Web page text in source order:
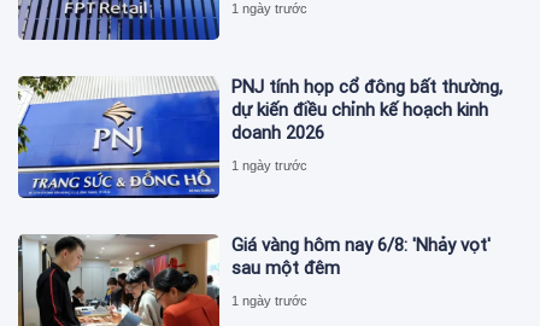
1 ngày trước
PNJ tính họp cổ đông bất thường,
dự kiến điều chỉnh kế hoạch kinh
doanh 2026
1 ngày trước
Giá vàng hôm nay 6/8: 'Nhảy vọt'
sau một đêm
1 ngày trước